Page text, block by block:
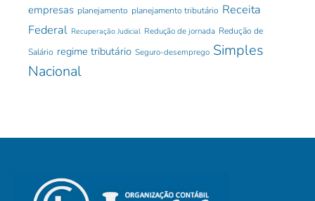
empresas planejamento planejamento tributário Receita
Federal Recuperação Judicial Redução de jornada Redução de
Salário regime tributário Seguro-desemprego Simples
Nacional